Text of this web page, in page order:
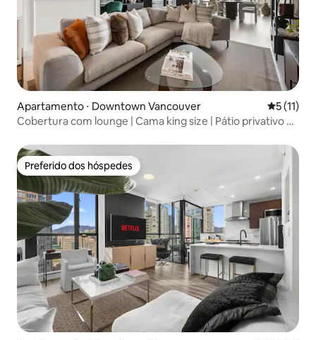
Apartamento ⋅ Downtown Vancouver 5 de uma
5 (11)
Cobertura com lounge | Cama king size | Pátio privativo na
Preferido dos hóspedes
Preferido dos hóspedes